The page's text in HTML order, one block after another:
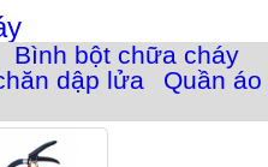
Bình bột chữa cháy
dập lửa
Quần áo